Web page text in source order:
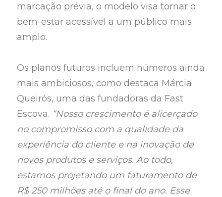
marcação prévia, o modelo visa tornar o
bem-estar acessível a um público mais
amplo.
Os planos futuros incluem números ainda
mais ambiciosos, como destaca Márcia
Queirós, uma das fundadoras da Fast
Escova. “Nosso crescimento é alicerçado
no compromisso com a qualidade da
experiência do cliente e na inovação de
novos produtos e serviços. Ao todo,
estamos projetando um faturamento de
R$ 250 milhões até o final do ano. Esse